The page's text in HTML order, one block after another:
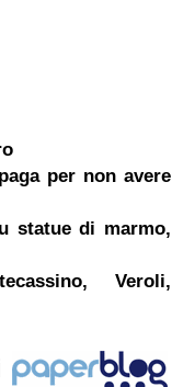
per non avere
statue di marmo,
Veroli,